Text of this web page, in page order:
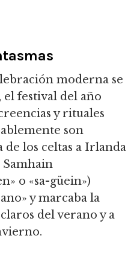
moderna se
festival del año
y rituales
son
de los celtas a Irlanda
Samhain
o «sa-güein»)
y marcaba la
del verano y a